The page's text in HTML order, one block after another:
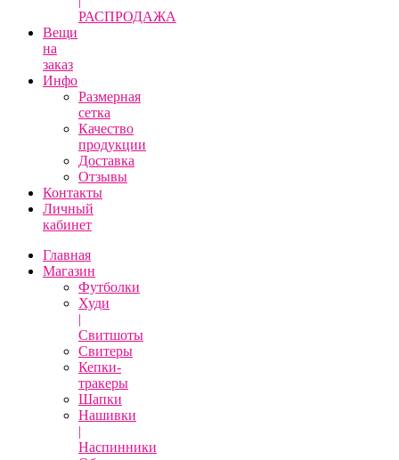
РАСПРОДАЖА
Вещи
на
заказ
Инфо
Размерная
сетка
Качество
продукции
Доставка
Отзывы
Контакты
Личный
кабинет
Главная
Магазин
Футболки
Худи
|
Свитшоты
Свитеры
Кепки-
тракеры
Шапки
Нашивки
|
Наспинники